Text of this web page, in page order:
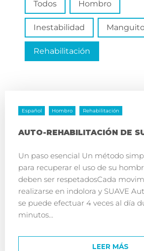
Todos Hombro
Inestabilidad
Rehabilitación
Español Hombro Rehabilitación
AUTO-REHABILITACIÓN DE
Un paso esencial Un método
para recuperar el uso de su
deben ser respetadosCada
realizarse en indolora y SUAVE
se puede efectuar 4 veces al día
minutos...
LEER MÁS